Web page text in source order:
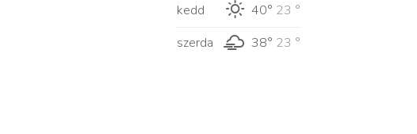
kedd
40° 23 °
szerda
38° 23 °